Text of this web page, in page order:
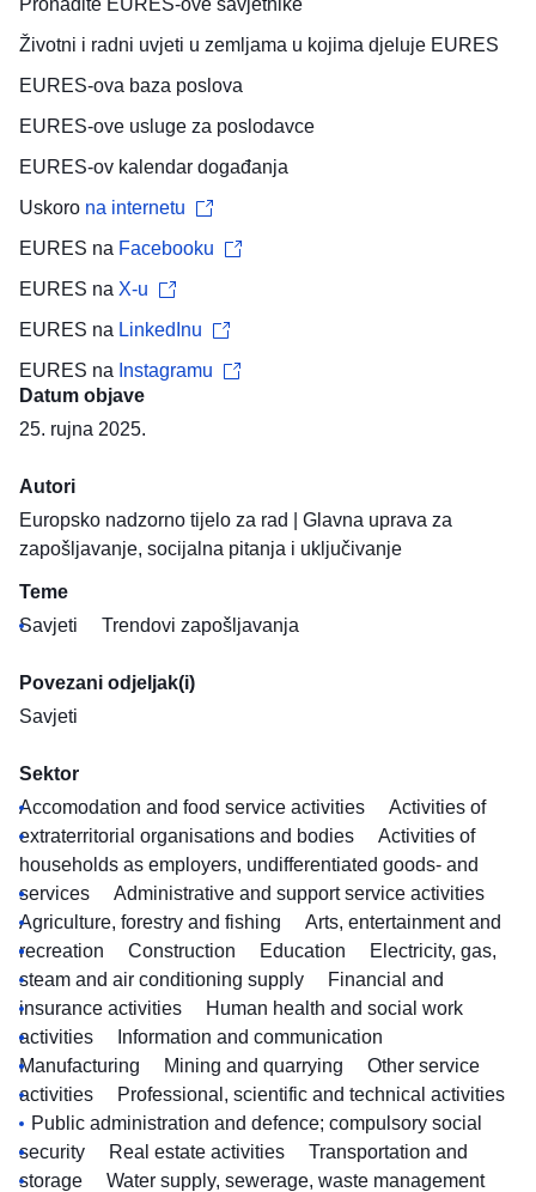
Pronađite EURES-ove savjetnike
Životni i radni uvjeti u zemljama u kojima djeluje EURES
EURES-ova baza poslova
EURES-ove usluge za poslodavce
EURES-ov kalendar događanja
Uskoro na internetu
EURES na Facebooku
EURES na X-u
EURES na LinkedInu
EURES na Instagramu
Datum objave
25. rujna 2025.
Autori
Europsko nadzorno tijelo za rad
Glavna uprava za
zapošljavanje, socijalna pitanja i uključivanje
Teme
Savjeti
Trendovi zapošljavanja
Povezani odjeljak(i)
Savjeti
Sektor
Accomodation and food service activities
Activities of
extraterritorial organisations and bodies
Activities of
households as employers, undifferentiated goods- and
services
Administrative and support service activities
Agriculture, forestry and fishing
Arts, entertainment and
recreation
Construction Education
Electricity, gas,
steam and air conditioning supply
Financial and
insurance activities
Human health and social work
activities
Information and communication
Manufacturing
Mining and quarrying
Other service
activities
Professional, scientific and technical activities
Public administration and defence; compulsory social
security
Real estate activities
Transportation and
storage
Water supply, sewerage, waste management